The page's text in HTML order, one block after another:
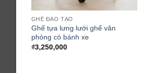
GHẾ ĐÀO TẠO
Ghế tựa lưng lưới ghế văn
phòng có bánh xe
₫3,250,000